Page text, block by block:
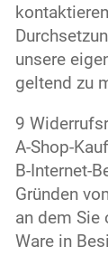
unsere
geltend zu
9
A-Shop-
B-Internet-
Gründen
an dem Sie
Ware in